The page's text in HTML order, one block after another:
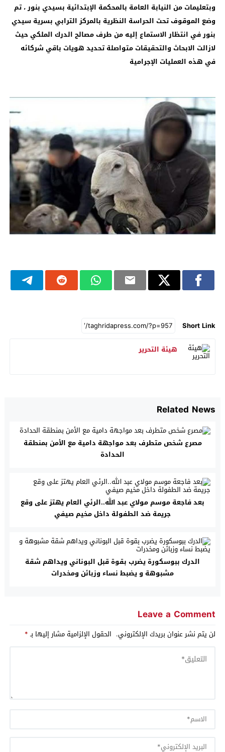
وبتعليمات من النيابة العامة بالمحكمة الإبتدائية بسيدي بنور ، تم
وضع الموقوف تحت الحراسة النظرية بالمركز الترابي بسرية سيدي
بنور في انتظار الاستماع إليه من طرف مصالح الدرك الملكي حيث
لازالت الابحاث والتحقيقات متواصلة تحديد هويات باقي شركائه
في هذه العمليات الإجرامية
Short Link
هيئة التحرير
Related News
مصرع شخص متطرف بعد مواجهة دامية مع الأمن بمنطقة
الحدادة
بعد فاجعة موسم مولاي عبد الله..الرئي العام يهتز على وقع
جريمة ضد الطفولة داخل مخيم صيفي
الدرك ببوسكورة يضرب بقوة قبل البوناني ويداهم شقة
مشبوهة و يضبط نساء وزبائن ومخدرات
Leave a Comment
لن يتم نشر عنوان بريدك الإلكتروني. الحقول الإلزامية مشار إليها بـ*